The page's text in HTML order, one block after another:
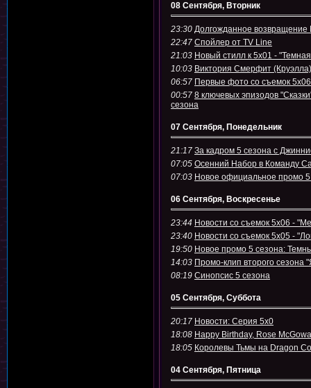
08 Сентября, Вторник
23:30 Долгожданное возвращение
22:47 Спойлер от TV Line
21:03 Новый стилл к 5х01 -
10:03 Виктория Смерфит
06:57 Первые фото со съемок 5х06
00:57 8 ключевых эпизодов
сезона
07 Сентября, Понедельник
21:17 За кадром 5 сезона с
07:05 Осенний Набор в Команду
07:03 Новое официальное промо 5
06 Сентября, Воскресенье
23:44 Новости со съемок 5х06 -
23:40 Новости со съемок 5х05 -
19:50 Новое промо 5 сезона:
14:03 Промо-клип второго сезона
08:19 Синопсис 5 сезона
05 Сентября, Суббота
20:17 Новости: Серия 5х0
18:08 Happy Birthday, Rose
18:05 Королевы Тьмы на Dragon
04 Сентября, Пятница